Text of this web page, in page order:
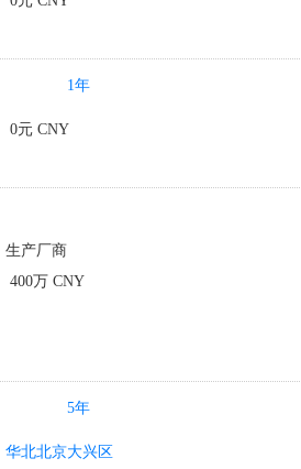
1年
0元 CNY
生产厂商
400万 CNY
5年
华北北京大兴区